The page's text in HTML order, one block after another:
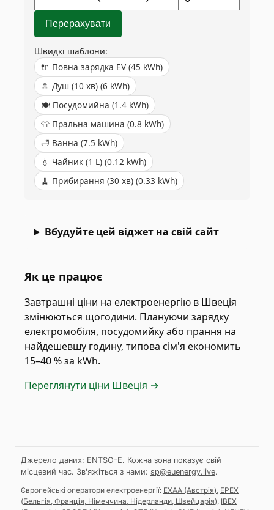
Перерахувати
Швидкі шаблони:
🔌 Повна зарядка EV (45 kWh)
🚿 Душ (10 хв) (6 kWh)
🍽️ Посудомийна (1.4 kWh)
👕 Пральна машина (0.8 kWh)
🛁 Ванна (7.5 kWh)
💧 Чайник (1 L) (0.12 kWh)
🧹 Прибирання (30 хв) (0.33 kWh)
Вбудуйте цей віджет на свій сайт
Як це працює
Завтрашні ціни на електроенергію в Швеція
змінюються щогодини. Плануючи зарядку
електромобіля, посудомийку або прання на
найдешевшу годину, типова сім'я економить
15–40 % за kWh.
Переглянути ціни Швеція →
Джерело даних: ENTSO-E. Кожна зона показує свій
місцевий час. Зв'яжіться з нами: sp@euenergy.live.
Європейські оператори електроенергії: EXAA (Австрія), EPEX
(Бельгія, Франція, Німеччина, Нідерланди, Швейцарія), IBEX